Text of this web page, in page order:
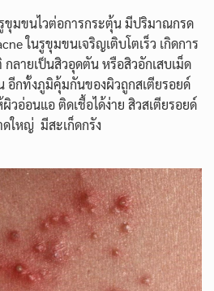
ขุมขนไวต่อการกระตุ้น มีปริมาณกรด
ในรูขุมขนเจริญเติบโตเร็ว เกิดการ
ลายเป็นสิวอุดตัน หรือสิวอักเสบเม็ด
อีกทั้งภูมิคุ้มกันของผิวถูกสเตียรอยด์
วอ่อนแอ ติดเชื้อได้ง่าย สิวสเตียรอยด์
ใหญ่ มีสะเก็ดกรัง